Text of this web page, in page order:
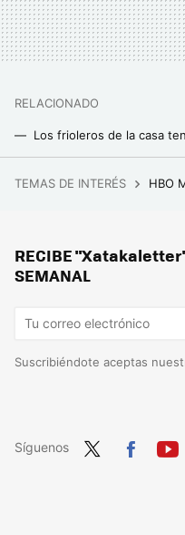
RELACIONADO
TEMAS DE INTERÉS HBO
RECIBE
SEMANAL
Suscribiéndote aceptas
Síguenos